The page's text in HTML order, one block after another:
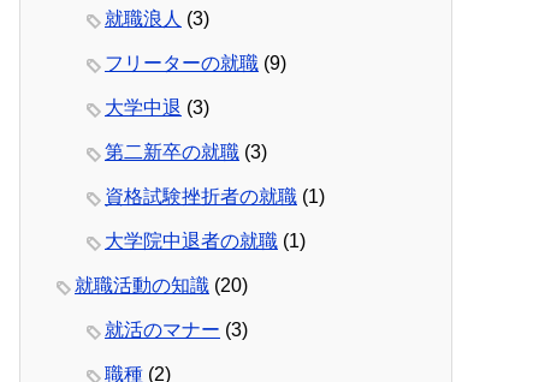
就職浪人 (3)
フリーターの就職 (9)
大学中退 (3)
第二新卒の就職 (3)
資格試験挫折者の就職 (1)
大学院中退者の就職 (1)
就職活動の知識 (20)
就活のマナー (3)
職種 (2)